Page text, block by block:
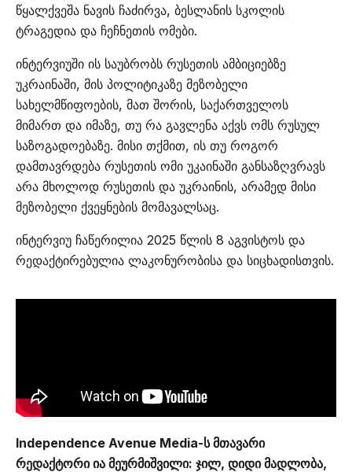
წყალქვეშა ნავის ჩაძირვა, ბესლანის სკოლის
ტრაგედია და ჩეჩნეთის ომები.
ინტერვიუში ის საუბრობს რუსეთის ამბიციებზე
უკრაინაში, მის პოლიტიკაზე მეზობელი
სახელმწიფოების, მათ შორის, საქართველოს
მიმართ და იმაზე, თუ რა გავლენა აქვს ომს რუსულ
საზოგადოებაზე. მისი თქმით, ის თუ როგორ
დამთავრდება რუსეთის ომი უკაინაში განსაზღვრავს
არა მხოლოდ რუსეთის და უკრაინის, არამედ მისი
მეზობელი ქვეყნების მომავალსაც.
ინტერვიუ ჩაწერილია 2025 წლის 8 აგვისტოს და
რედაქტირებულია ლაკონურობისა და სიცხადისთვის.
Independence Avenue Media-ს მთავარი
რედაქტორი ია მეურმიშვილი: ჯილ, დიდი მადლობა,